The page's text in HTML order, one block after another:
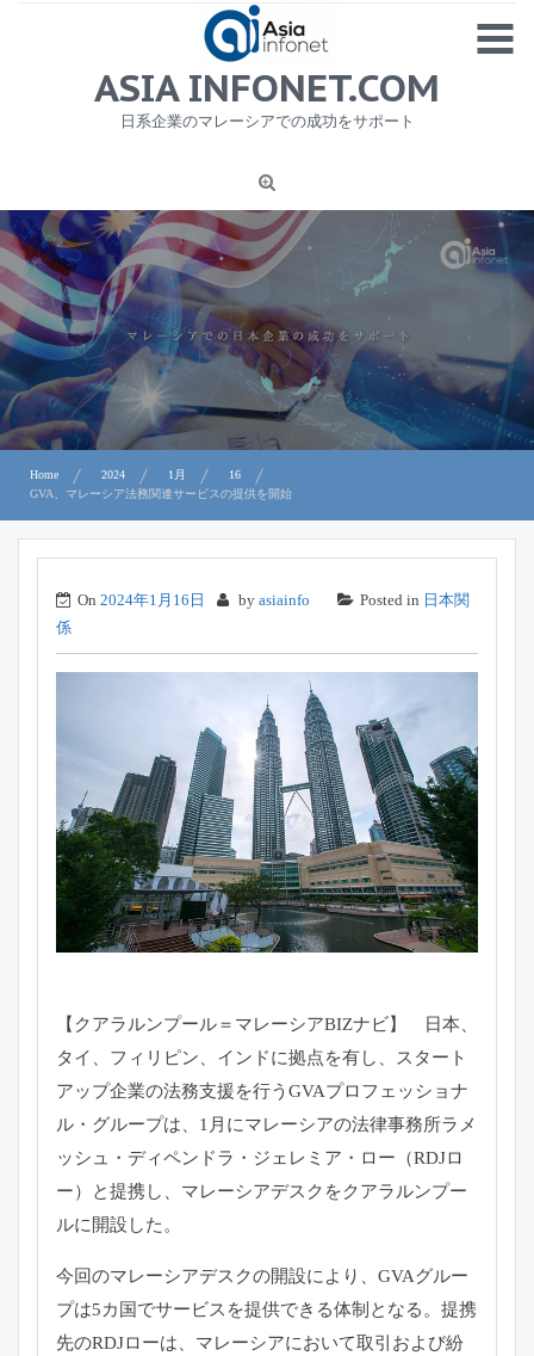
MENU
1
ニュース
労務サービス
プライバシーポリシー及び著作権について
お問合せ
ASIA INFONET.COM
日系企業のマレーシアでの成功をサポート
Home 2024 1月
16
GVA、マレーシア法務関連サービスの提供を開始
On 2024年1月16日 by asiainfo Posted in 日本関
係
【クアラルンプール＝マレーシアBIZナビ】 日本、
タイ、フィリピン、インドに拠点を有し、スタート
アップ企業の法務支援を行うGVAプロフェッショナ
ル・グループは、1月にマレーシアの法律事務所ラメ
ッシュ・ディペンドラ・ジェレミア・ロー（RDJロ
ー）と提携し、マレーシアデスクをクアラルンプー
ルに開設した。
今回のマレーシアデスクの開設により、GVAグルー
プは5カ国でサービスを提供できる体制となる。提携
先のRDJローは、マレーシアにおいて取引および紛